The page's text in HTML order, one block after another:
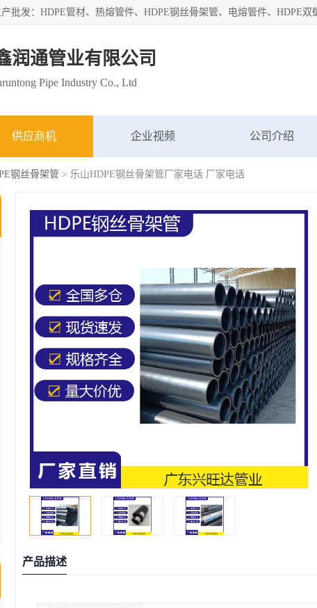
润通管业有限公司
Pipe Industry Co., Ltd
供应商机 企业视频 公司介绍
钢丝骨架管 > 乐山HDPE钢丝骨架管厂家电话 厂家电话
产品描述